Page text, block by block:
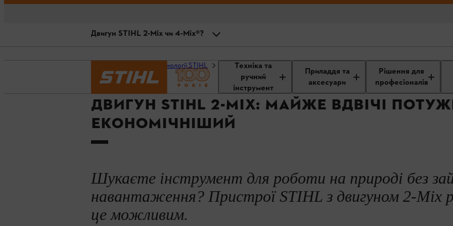
Техніка та
ручний
інструмент
Приладдя та
аксесуари
Рішення для
професіоналів
Технології STIHL Двигуни STIHL в деталях Двигун 2-MІХ
ДВИГУН STIHL 2-MІХ: МАЙЖЕ ВДВІЧІ
ЕКОНОМІЧНІШИЙ
Шукаєте інструмент для роботи на природі без
навантаження? Пристрої STIHL з двигуном 2-Mix
це можливим.
Двигун STIHL 2-Mix чи 4-Mix®?
Двигун STIHL 2-МІХ: ефективність, переосмислення
Функціональність
Переваги двигуна 2-МІХ
Двигун STIHL 2-Mix чи 4-Mix®?